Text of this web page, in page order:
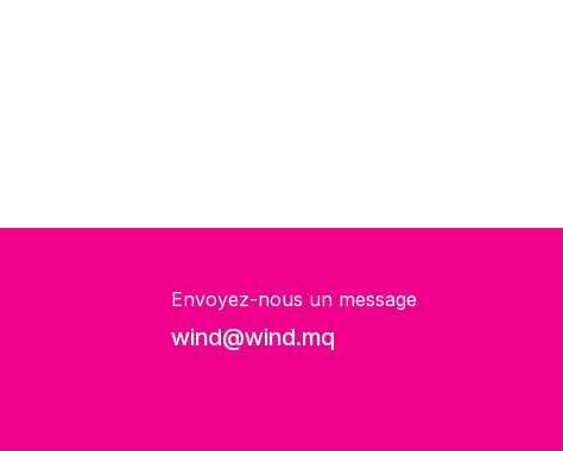
Envoyez-nous un message
wind@wind.mq